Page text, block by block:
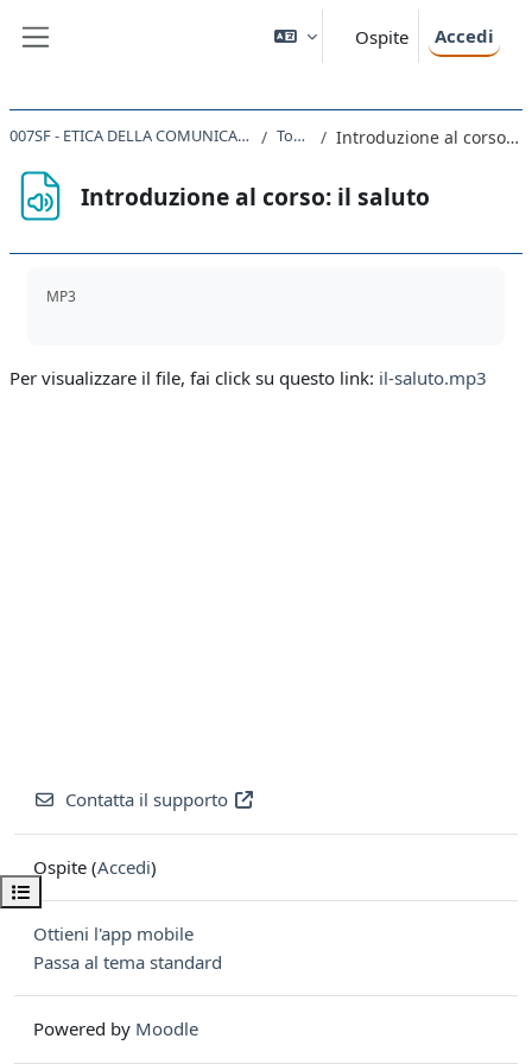
Ospite Accedi
Apri indice del corso
007SF - ETICA DELLA COMUNICAZIONE 2019 Topic 1 Introduzione al corso: il saluto
Introduzione al corso: il saluto
MP3
Per visualizzare il file, fai click su questo link: il-saluto.mp3
Contatta il supporto
Ospite (Accedi)
Ottieni l'app mobile
Passa al tema standard
Powered by Moodle